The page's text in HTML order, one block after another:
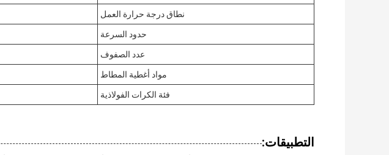
نطاق درجة حرارة العمل
حدود السرعة
عدد الصفوف
مواد أغطية المطاط
فئة الكرات الفولاذية
التطبيقات: